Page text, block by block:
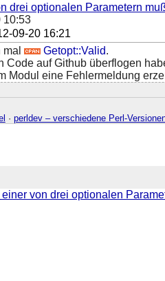
drei optionalen Parametern
10:53
09-20 16:21
Getopt::Valid.
Code auf Github überflogen
Modul eine Fehlermeldung
· perldev – verschiedene Perl-
von drei optionalen